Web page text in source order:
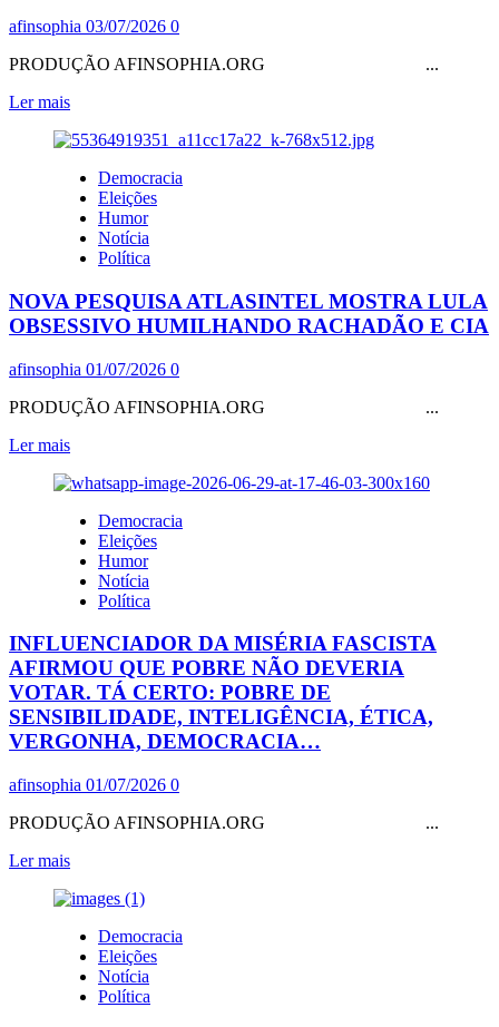
afinsophia 03/07/2026 0
PRODUÇÃO AFINSOPHIA.ORG ...
Ler maisLeia
sobre
BOLÇONARISTA
AFIRMOU
QUE
MULHERES
“VOTAM
PRA
CARALHO!”.
É
VERDADE:
AS
QUE
VOTAM
EM
Democracia
Eleições
Humor
Notícia
Política
NOVA PESQUISA ATLASINTEL MOSTRA LULA
OBSESSIVO HUMILHANDO RACHADÃO E CIA
afinsophia 01/07/2026 0
PRODUÇÃO AFINSOPHIA.ORG ...
Ler maisLeia
sobre
PESQUISA
ATLASINTEL
MOSTRA
LULA
OBSESSIVO
RACHADÃO
E
CIA
Democracia
Eleições
Humor
Notícia
Política
INFLUENCIADOR DA MISÉRIA FASCISTA
AFIRMOU QUE POBRE NÃO DEVERIA
VOTAR. TÁ CERTO: POBRE DE
SENSIBILIDADE, INTELIGÊNCIA, ÉTICA,
VERGONHA, DEMOCRACIA…
afinsophia 01/07/2026 0
PRODUÇÃO AFINSOPHIA.ORG ...
Ler maisLeia
sobre
DA
MISÉRIA
FASCISTA
AFIRMOU
Democracia
Eleições
Notícia
Política